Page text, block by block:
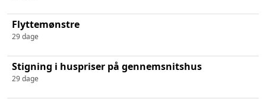
Flyttemønstre
29 dage
Stigning i huspriser på gennemsnitshus
29 dage